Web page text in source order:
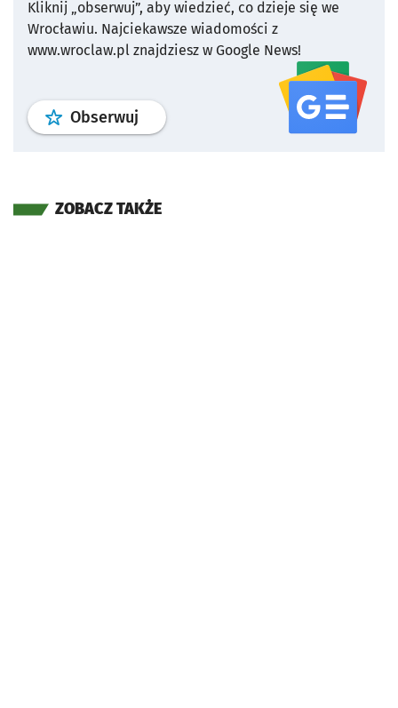
Kliknij „obserwuj”, aby wiedzieć, co dzieje się we
Wrocławiu. Najciekawsze wiadomości z
www.wroclaw.pl znajdziesz w Google News!
Obserwuj profil serwisu
ZOBACZ TAKŻE